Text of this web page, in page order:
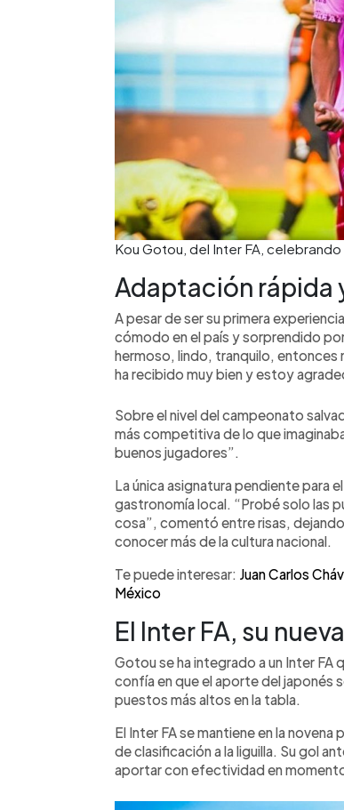
Kou Gotou, del Inter FA,
Adaptación rápida
A pesar de ser su primera
cómodo en el país y sorprendido
hermoso, lindo, tranquilo, entonces
ha recibido muy bien y estoy
Sobre el nivel del campeonato
más competitiva de lo que
buenos jugadores”.
La única asignatura pendiente para
gastronomía local. “Probé solo las
cosa”, comentó entre risas,
conocer más de la cultura nacional.
Te puede interesar: Juan Carlos
México
El Inter FA, su
Gotou se ha integrado a un Inter FA
confía en que el aporte del japonés
puestos más altos en la tabla.
El Inter FA se mantiene en la
de clasificación a la liguilla. Su gol
aportar con efectividad en